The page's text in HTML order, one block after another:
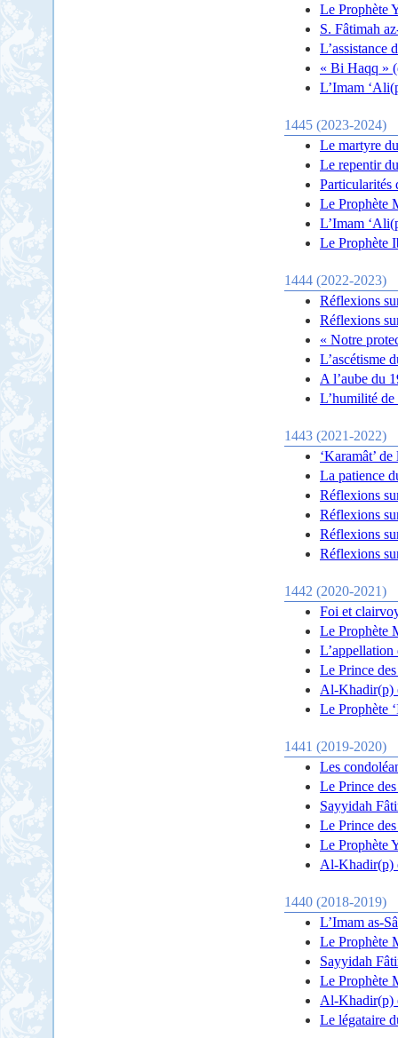
Le Prophète
S. Fâtimah
L’assistance
« Bi Haqq »
L’Imam
1445 (2023-2024)
Le martyre
Le repentir
Particularités
Le Prophète
L’Imam
Le Prophète
1444 (2022-2023)
Réflexions
Réflexions
« Notre
L’ascétisme
A l’aube du
L’humilité
1443 (2021-2022)
‘Karamât’
La patience
Réflexions
Réflexions
Réflexions
Réflexions
1442 (2020-2021)
Foi et
Le Prophète
Le Prince
Al-Khadir(p)
Le Prophète
1441 (2019-2020)
Les
Le Prince
Sayyidah
Le Prince
Le Prophète
Al-Khadir(p)
1440 (2018-2019)
L’Imam as-
Le Prophète
Sayyidah
Le Prophète
Al-Khadir(p)
Le légataire